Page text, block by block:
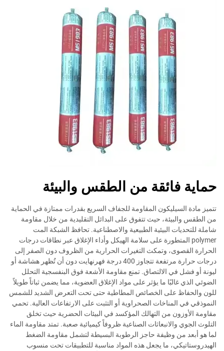
حماية فائقة من الطقس والبيئة
تتميز مادة السيليكون المقاومة للجفاف السريع بقدرات ممتازة في الحماية
من الطقس والبيئة، حيث تتفوق على البدائل التقليدية من خلال مقاومة
شاملة للتحديات البيئية الطبيعية والاصطناعية. تحافظ الشبكة المت
polymer المتطورة على سلامة الهيكل وأداء الإغلاق عبر نطاقات درجات
الحرارة القصوى، وتمكث التغيرات الحرارية من الظروف دون الصفر إلى
درجات حرارة مرتفعة تتجاوز 400 درجة فهرنهايت دون أن تُظهر هشاشة أو
ليونة أو فشل في الالتصاق. تمنع مقاومة الأشعة فوق البنفسجية التحلل
الضوئي الذي غالبًا ما يؤثر على مواد الإغلاق العضوية، مما يضمن ثباتاً طويلاً
للون والحفاظ على الخصائص المطاطية حتى تحت التعرض الشديد للشمس
النموذقي في المناخات الصحراوية أو التثبت على الارتفاعات العالية. تحمي
مقاومة الأوزون من التهالك المؤكسد في البيئات الحضرية حيث تخلق
التلوث الجوي والانبعاثات الصناعية ظروفاً كيميائية صعبة. تمتد مقاومة الماء
لما هو أبعد من وظيفة حاجز الرطوبة البسيطة لتشمل مقاومة الضغط
الهيدروستاتيكي، ما يجعل هذه المواد مناسبة للتطبيقات تحت منسوب